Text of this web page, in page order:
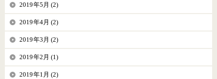
2019年5月 (2)
2019年4月 (2)
2019年3月 (2)
2019年2月 (1)
2019年1月 (2)